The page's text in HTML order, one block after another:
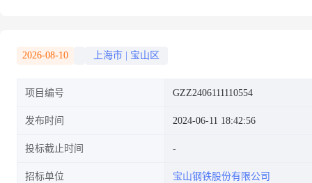
2026-08-10 上海市 宝山区
项目编号 GZZ2406111110554
发布时间 2024-06-11 18:42:56
投标截止时间
招标单位 宝山钢铁股份有限公司